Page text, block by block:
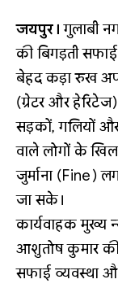
जयपुर। गुलाबी
की बिगड़ती
बेहद कड़ा रुख
(ग्रेटर और
सड़कों, गलियों
वाले लोगों के
जुर्माना (Fine)
जा सके।
कार्यवाहक मुख्य
आशुतोष कुमार
सफाई व्यवस्था